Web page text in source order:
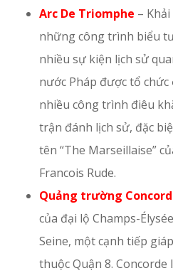
Arc De Triomphe –
những công trình biểu
nhiều sự kiện lịch sử
nước Pháp được tổ
nhiều công trình điêu
trận đánh lịch sử, đặc
tên “The Marseillaise”
Francois Rude.
Quảng trường
của đại lộ Champs-
Seine, một cạnh tiếp
thuộc Quận 8.